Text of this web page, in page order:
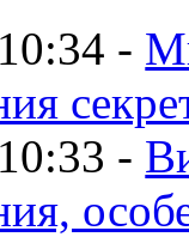
-
-